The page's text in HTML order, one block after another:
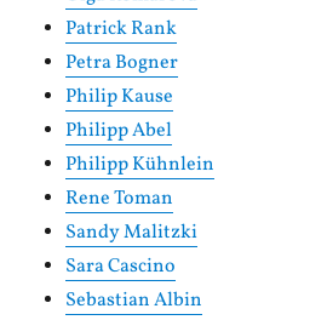
Patrick Rank
Petra Bogner
Philip Kause
Philipp Abel
Philipp Kühnlein
Rene Toman
Sandy Malitzki
Sara Cascino
Sebastian Albin